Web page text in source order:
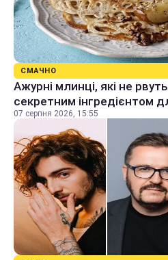
СМАЧНО
Ажурні млинці, які не
секретним інгредієнтом
07 серпня 2026, 15:55